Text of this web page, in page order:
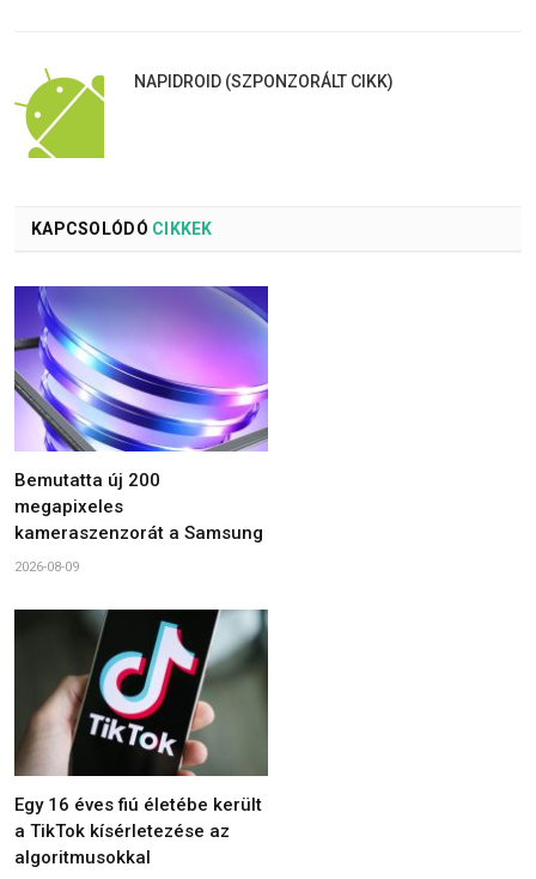
NAPIDROID (SZPONZORÁLT CIKK)
KAPCSOLÓDÓ CIKKEK
Bemutatta új 200
megapixeles
kameraszenzorát a Samsung
2026-08-09
Egy 16 éves fiú életébe került
a TikTok kísérletezése az
algoritmusokkal